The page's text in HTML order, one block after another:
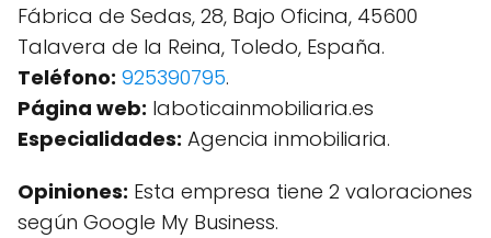
Fábrica de Sedas, 28, Bajo Oficina, 45600
Talavera de la Reina, Toledo, España.
Teléfono: 925390795.
Página web: laboticainmobiliaria.es
Especialidades: Agencia inmobiliaria.
Opiniones: Esta empresa tiene 2 valoraciones
según Google My Business.